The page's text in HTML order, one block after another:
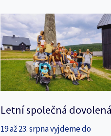
Letní společná dovolená
19 až 23. srpna vyjdeme do